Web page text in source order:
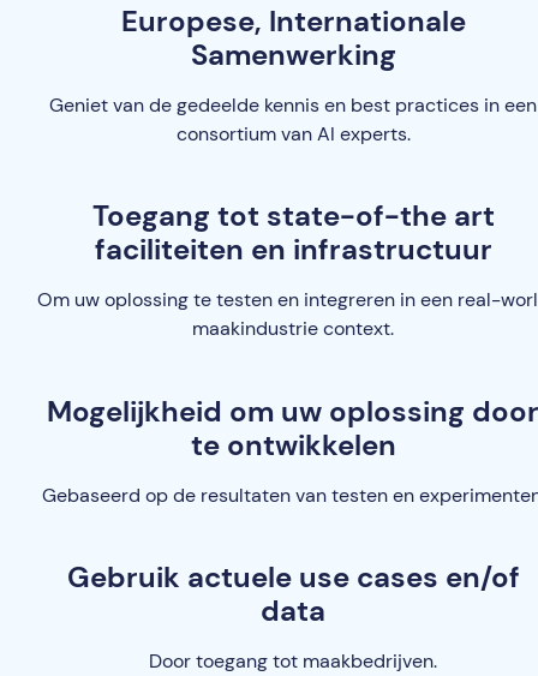
Europese, Internationale
Samenwerking
Geniet van de gedeelde kennis en best practices in een
consortium van AI experts.
Toegang tot state-of-the art
faciliteiten en infrastructuur
Om uw oplossing te testen en integreren in een real-
maakindustrie context.
Mogelijkheid om uw oplossing door
te ontwikkelen
Gebaseerd op de resultaten van testen en
Gebruik actuele use cases en/of
data
Door toegang tot maakbedrijven.